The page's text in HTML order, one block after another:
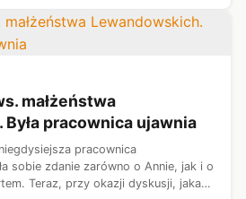
małżeństwa
pracownica ujawnia
pracownica
sobie zdanie zarówno o Annie, jak i o
Teraz, przy okazji dyskusji, jaka